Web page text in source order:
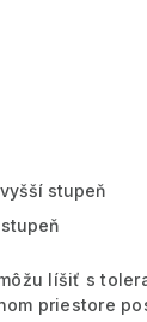
stupeň
líšiť s
priestore